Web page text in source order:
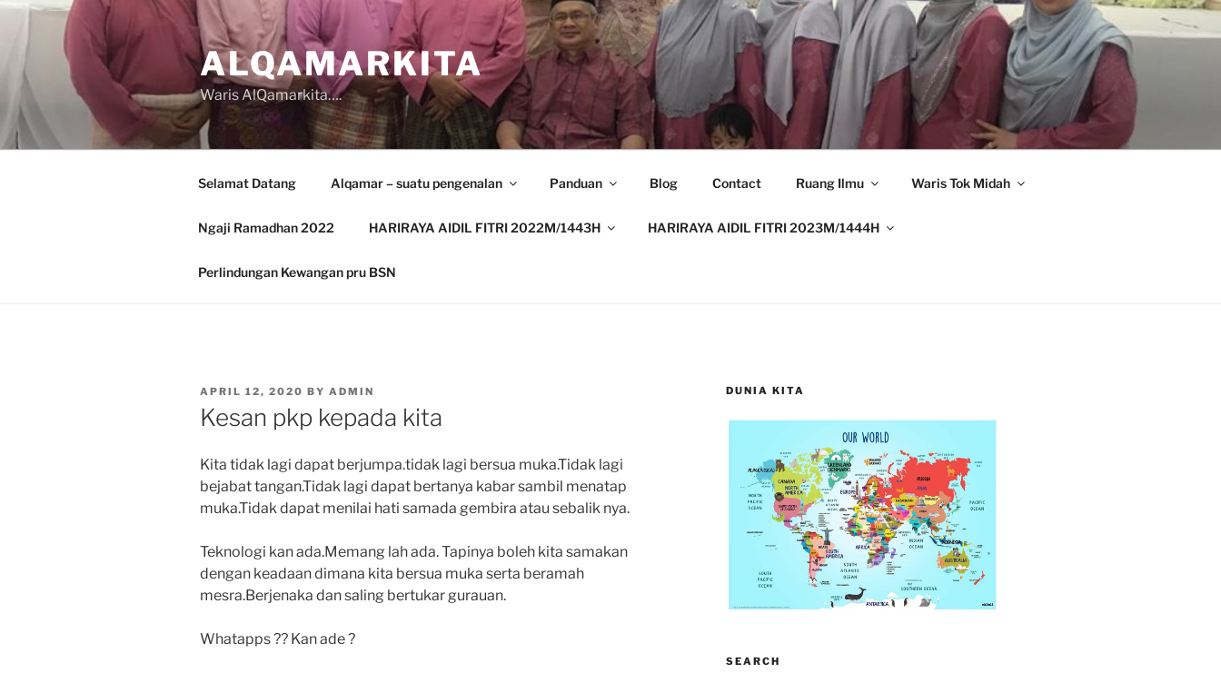
Skip
content
ALQAMARKITA
Waris AlQamarkita….
Selamat Datang Alqamar – suatu pengenalan Panduan Blog Contact Ruang Ilmu Waris Tok Midah
Ngaji Ramadhan 2022 HARIRAYA AIDIL FITRI 2022M/1443H HARIRAYA AIDIL FITRI 2023M/1444H
Perlindungan Kewangan pru BSN
POSTED
ON
APRIL 12, 2020 BY ADMIN
Kesan pkp kepada kita
Kita tidak lagi dapat berjumpa.tidak lagi bersua muka.Tidak lagi
bejabat tangan.Tidak lagi dapat bertanya kabar sambil menatap
muka.Tidak dapat menilai hati samada gembira atau sebalik nya.
Teknologi kan ada.Memang lah ada. Tapinya boleh kita samakan
dengan keadaan dimana kita bersua muka serta beramah
mesra.Berjenaka dan saling bertukar gurauan.
Whatapps ?? Kan ade ?
DUNIA KITA
SEARCH